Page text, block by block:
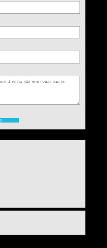
troen i Iran
revolusjonen forandret hans
republikk. Kristne ble